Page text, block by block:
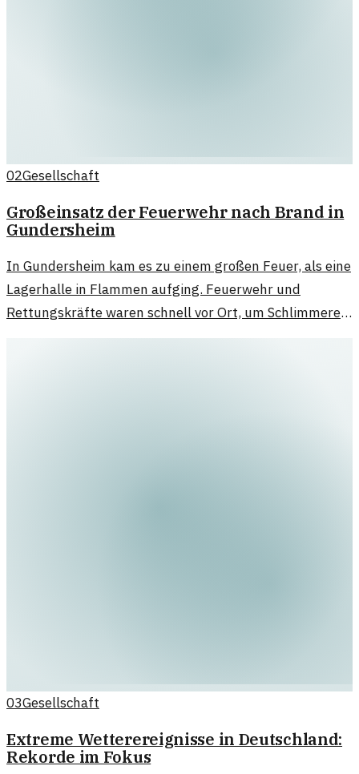
02Gesellschaft
Großeinsatz der Feuerwehr nach Brand in
Gundersheim
In Gundersheim kam es zu einem großen Feuer, als eine
Lagerhalle in Flammen aufging. Feuerwehr und
Rettungskräfte waren schnell vor Ort, um Schlimmeres
zu verhindern.
03Gesellschaft
Extreme Wetterereignisse in Deutschland:
Rekorde im Fokus